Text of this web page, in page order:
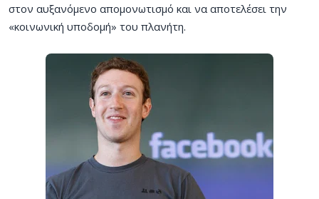
στον αυξανόμενο απομονωτισμό και να αποτελέσει την
«κοινωνική υποδομή» του πλανήτη.